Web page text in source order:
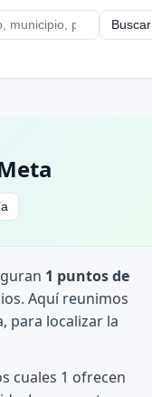
Buscar
1 puntos de
Aquí reunimos
para localizar la
cuales 1 ofrecen